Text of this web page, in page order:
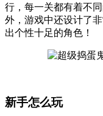
行，每一关都有着不
外，游戏中还设计了
出个性十足的角色！
新手怎么玩